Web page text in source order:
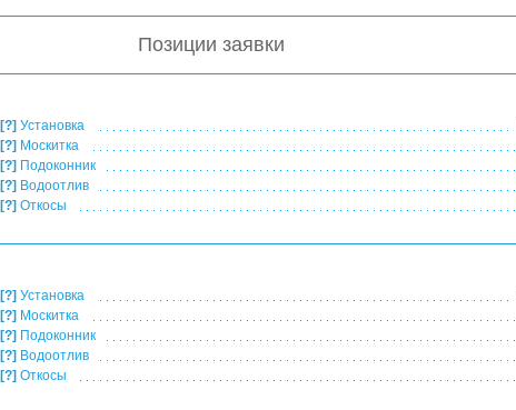
Позиции заявки
[?] Установка
[?] Москитка
[?] Подоконник
[?] Водоотлив
[?] Откосы
[?] Установка
[?] Москитка
[?] Подоконник
[?] Водоотлив
[?] Откосы